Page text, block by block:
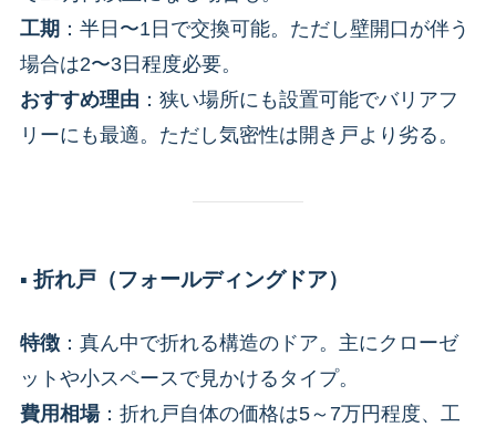
工期 ：半日〜1日で交換可能。ただし壁開口が伴う
場合は2〜3日程度必要。
おすすめ理由 ：狭い場所にも設置可能でバリアフ
リーにも最適。ただし気密性は開き戸より劣る。
▪️ 折れ戸（フォールディングドア）
特徴：真ん中で折れる構造のドア。主にクローゼ
ットや小スペースで見かけるタイプ。
費用相場：折れ戸自体の価格は5～7万円程度、工